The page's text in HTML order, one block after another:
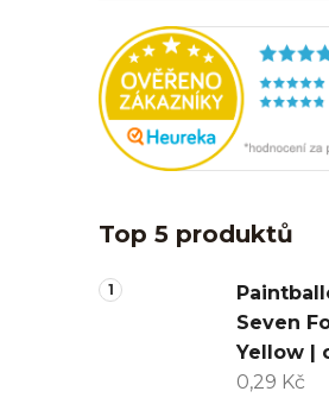
Top 5 produktů
Seven
Yellow |
0,29 Kč